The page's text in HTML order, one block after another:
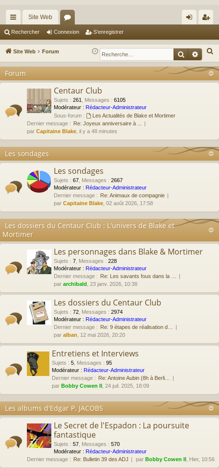
cc
ès
ra
pi
Site Web
or
u
m
ne
xi
nr
eg
ist
Rechercher Connexion S’enregistrer
Site Web Forum
e
h
r
Forum
Centaur Club
Sujets : 261 Messages : 6105
Modérateur : Rédacteur-Administrateur
Sous-forum :
Les Actualités de Blake et Mortimer
Dernier message : Re: Joyeux anniversaire à ...
par Capitaine Blake , il y a 48 minutes
Les sondages
Les sondages
Sujets : 67 Messages : 2667
Modérateur : Rédacteur-Administrateur
Dernier message : Re: Animaux de compagnie
par Capitaine Blake , 02 août 2026, 17:58
Les dossiers du Centaur Club : L'univers de Blake et
Mortimer
Les personnages dans Blake & Mortimer
Sujets : 7 Messages : 228
Modérateur : Rédacteur-Administrateur
Dernier message : Re: Les savants fous dans la …
par archibald , 23 janv. 2026, 10:38
Les dossiers du Centaur Club
Sujets : 72 Messages : 2974
Modérateur : Rédacteur-Administrateur
Dernier message : Re: 9 étapes de réalisation d…
par alban , 12 mai 2026, 20:20
Entretiens et Interviews
Sujets : 5 Messages : 95
Modérateur : Rédacteur-Administrateur
Dernier message : Re: Antoine Aubin (8h à Berli…
par Bobby Cowen II , 24 juil. 2025, 18:09
Les albums d'Edgar P. JACOBS
Le Secret de l'Espadon : La poursuite
fantastique
Sujets : 57 Messages : 570
Modérateur : Rédacteur-Administrateur
Dernier message : Re: Bulletin 39 des ADJ par Bobby Cowen II , Hier, 10:56